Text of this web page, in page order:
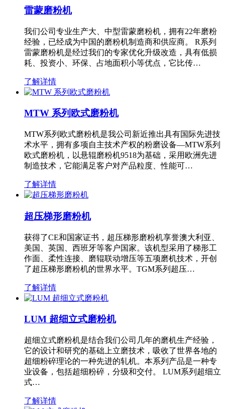
雷蒙磨粉机
我们公司专业生产大、中型雷蒙磨粉机，拥有22年磨粉
经验，已经成为中国的磨粉机制造商和供应商。 R系列
雷蒙磨粉机是经过我们的专家优化升级改造，具有低损
耗、投资小、环保、占地面积小等优点，它比传…
了解详情
MTW 系列欧式磨粉机
MTW系列欧式磨粉机是我公司新近推出具有国际先进技
术水平，拥有多项自主技术产权的粉磨设备—MTW系列
欧式磨粉机，以悬辊磨粉机9518为基础，采用欧洲先进
制造技术，它能满足客户对产品粒度、性能可…
了解详情
超压梯形磨粉机
获得了CE和国家证书，超压梯形磨粉机享誉澳大利亚、
美国、英国、西班牙等客户国家。该机型采用了梯形工
作面、柔性连接、磨辊联动增压等五项磨机技术，开创
了超压梯形磨粉机的世界水平。TGM系列超压…
了解详情
LUM 超细立式磨粉机
超细立式磨粉机是结合我们公司几年的磨机生产经验，
它的设计和研究的基础上立磨技术，吸收了世界各地的
超细粉碎理论的一种先进的轧机。本系列产品是一种专
业设备，包括超细粉碎，分级和交付。 LUM系列超细立
式…
了解详情